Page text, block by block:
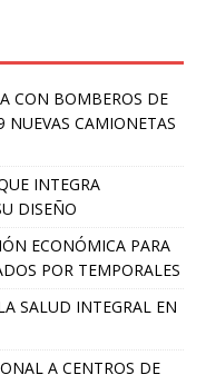
CON BOMBEROS DE
NUEVAS CAMIONETAS
INTEGRA
DISEÑO
ECONÓMICA PARA
POR TEMPORALES
SALUD INTEGRAL EN
A CENTROS DE